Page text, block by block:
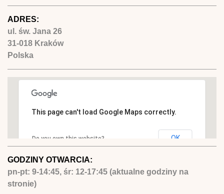
ADRES:
ul. św. Jana 26
31-018 Kraków
Polska
This page can't load Google Maps correctly.
Do you own this website? OK
GODZINY OTWARCIA:
pn-pt: 9-14:45, śr: 12-17:45 (aktualne godziny na
stronie)